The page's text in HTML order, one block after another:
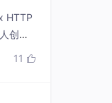
HTTP
创
11 